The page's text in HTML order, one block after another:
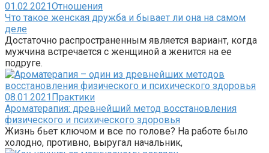
01.02.2021Отношения
Что такое женская дружба и бывает ли она на самом
деле
Достаточно распространенным является вариант, когда
мужчина встречается с женщиной а женится на ее
подруге.
08.01.2021Практики
Ароматерапия: древнейший метод восстановления
физического и психического здоровья
Жизнь бьет ключом и все по голове? На работе было
холодно, противно, выругал начальник,